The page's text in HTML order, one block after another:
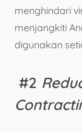
menghindari
menjangkiti
digunakan
#2